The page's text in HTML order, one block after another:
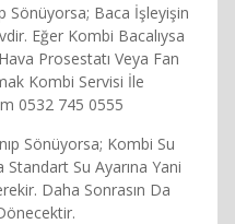
Sönüyorsa; Baca İşleyişin
Eğer Kombi Bacalıysa
Prosestatı Veya Fan
Kombi Servisi İle
0532 745 0555
Sönüyorsa; Kombi Su
Standart Su Ayarına Yani
Daha Sonrasın Da